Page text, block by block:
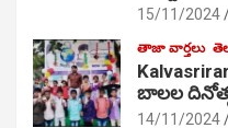
15/11/2024
తాజా వార్తలు
బాలల
14/11/2024